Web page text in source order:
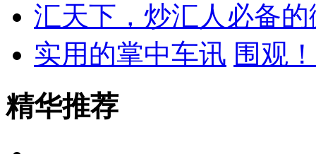
汇天下，炒汇人必备
实用的掌中车讯 围观
精华推荐